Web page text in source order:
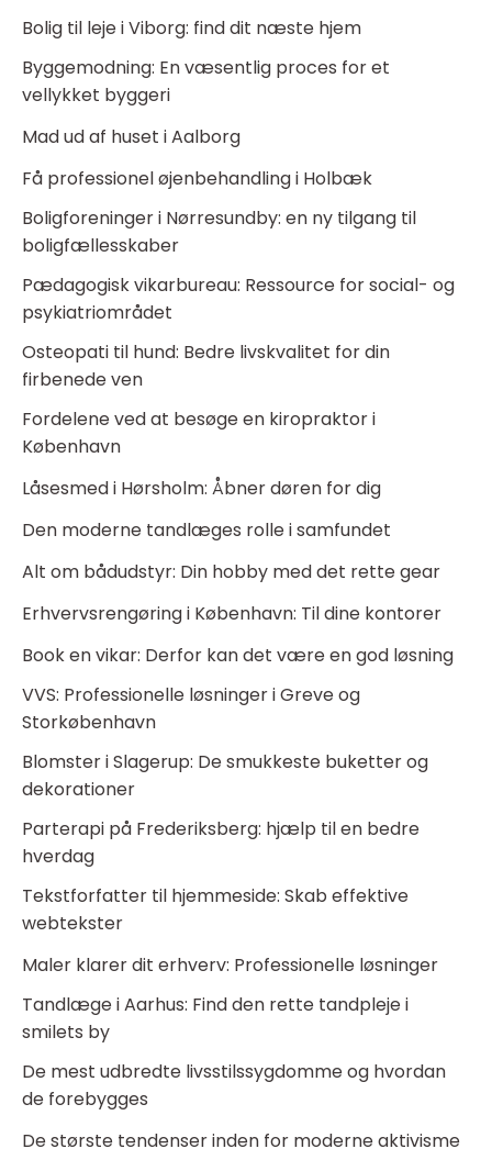
Bolig til leje i Viborg: find dit næste hjem
Byggemodning: En væsentlig proces for et
vellykket byggeri
Mad ud af huset i Aalborg
Få professionel øjenbehandling i Holbæk
Boligforeninger i Nørresundby: en ny tilgang til
boligfællesskaber
Pædagogisk vikarbureau: Ressource for social- og
psykiatriområdet
Osteopati til hund: Bedre livskvalitet for din
firbenede ven
Fordelene ved at besøge en kiropraktor i
København
Låsesmed i Hørsholm: Åbner døren for dig
Den moderne tandlæges rolle i samfundet
Alt om bådudstyr: Din hobby med det rette gear
Erhvervsrengøring i København: Til dine kontorer
Book en vikar: Derfor kan det være en god løsning
VVS: Professionelle løsninger i Greve og
Storkøbenhavn
Blomster i Slagerup: De smukkeste buketter og
dekorationer
Parterapi på Frederiksberg: hjælp til en bedre
hverdag
Tekstforfatter til hjemmeside: Skab effektive
webtekster
Maler klarer dit erhverv: Professionelle løsninger
Tandlæge i Aarhus: Find den rette tandpleje i
smilets by
De mest udbredte livsstilssygdomme og hvordan
de forebygges
De største tendenser inden for moderne aktivisme